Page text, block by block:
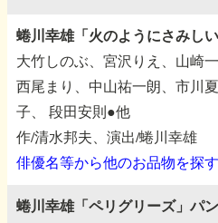
蜷川幸雄「火のようにさみし
大竹しのぶ、宮沢りえ、山崎
西尾まり、中山祐一朗、市川
子、
段田安則●他
作/清水邦夫、演出/蜷川幸雄
俳優名等から他のお品物を探す
蜷川幸雄「ペリグリーズ」パ